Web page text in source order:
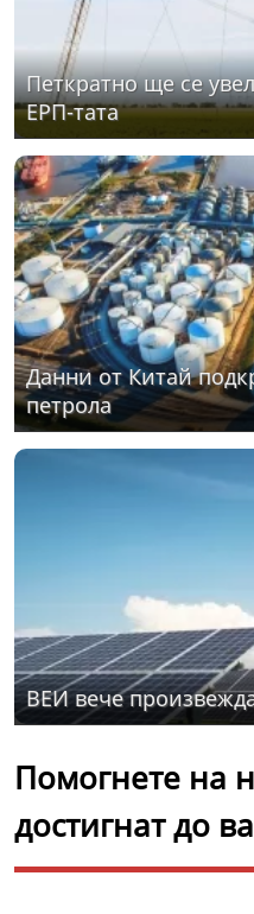
Петкратно ще се
ЕРП-тата
Данни от Китай
петрола
ВЕИ вече
Помогнете на
достигнат до